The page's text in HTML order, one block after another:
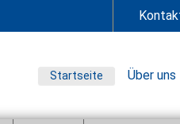
Startseite Über uns